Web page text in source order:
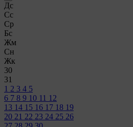
Дс
Сс
Ср
Бс
Жм
Сн
Жк
30
31
1 2 3 4 5
6 7 8 9 10 11 12
13 14 15 16 17 18 19
20 21 22 23 24 25 26